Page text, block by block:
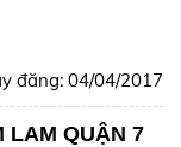
đăng: 04/04/2017
LAM QUẬN 7